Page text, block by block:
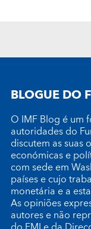
BLOGUE DO
O IMF Blog é um
autoridades do
discutem as suas
económicas e
com sede em
países e cujo
monetária e a
As opiniões
autores e não